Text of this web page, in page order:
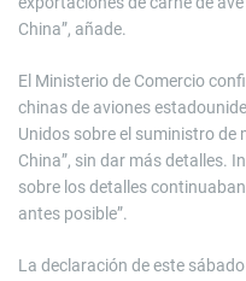
China”, añade.
El Ministerio de Comercio
chinas de aviones
Unidos sobre el suministro de
China”, sin dar más detalles.
sobre los detalles
antes posible”.
La declaración de este